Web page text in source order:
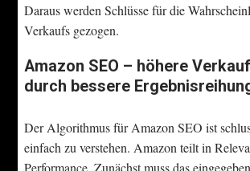
Daraus werden Schlüsse für die
Verkaufs gezogen.
Amazon SEO – höhere
durch bessere
Der Algorithmus für Amazon SEO ist
einfach zu verstehen. Amazon teilt in